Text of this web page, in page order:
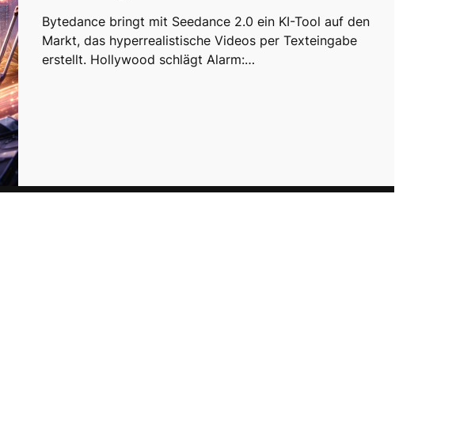
Bytedance bringt mit Seedance 2.0 ein KI-Tool auf den
Markt, das hyperrealistische Videos per Texteingabe
erstellt. Hollywood schlägt Alarm:…